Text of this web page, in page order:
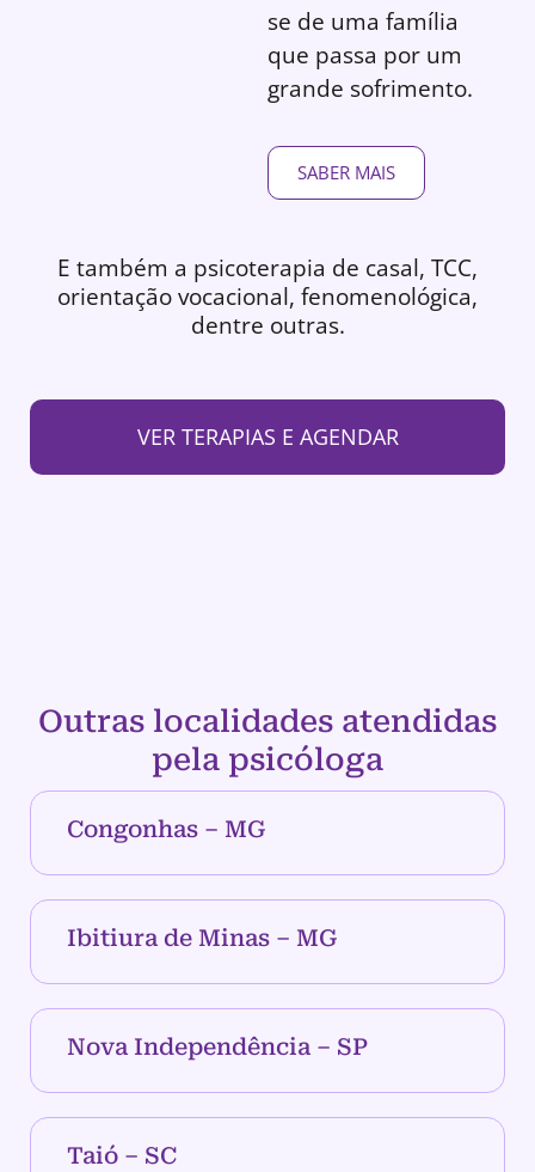
se de uma família
que passa por um
grande sofrimento.
SABER MAIS
E também a psicoterapia de casal, TCC,
orientação vocacional, fenomenológica,
dentre outras.
VER TERAPIAS E AGENDAR
Outras localidades atendidas
pela psicóloga
Congonhas – MG
Ibitiura de Minas – MG
Nova Independência – SP
Taió – SC